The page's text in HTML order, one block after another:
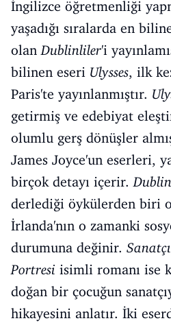
İngilizce öğretmenliği
yaşadığı sıralarda en
olanDublinliler'i
bilinen eseri Ulysses, ilk
Paris'te yayınlanmıştır.
getirmiş ve edebiyat
olumlu gerş dönüşler
James Joyce'un eserleri,
birçok detayı içerir.
derlediği öykülerden biri
İrlanda'nın o zamanki
durumuna değinir.
Portresi isimli romanı ise
doğan bir çocuğun
hikayesini anlatır. İki